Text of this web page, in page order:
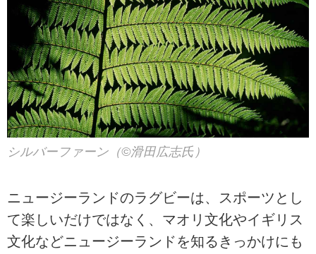
シルバーファーン（©滑田広志氏）
ニュージーランドのラグビーは、スポーツとし
て楽しいだけではなく、マオリ文化やイギリス
文化などニュージーランドを知るきっかけにも